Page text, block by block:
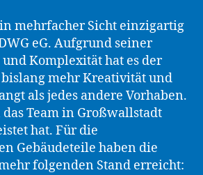
mehrfacher Sicht einzigartig
eG. Aufgrund seiner
Komplexität hat es der
bislang mehr Kreativität und
als jedes andere Vorhaben.
Team in Großwallstadt
hat. Für die
Gebäudeteile haben die
folgenden Stand erreicht: